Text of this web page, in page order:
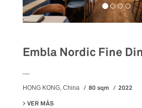
Embla Nordic Fine
HONG KONG, China 80 sqm
2022
VER MÁS